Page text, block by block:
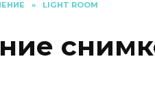
» LIGHT ROOM